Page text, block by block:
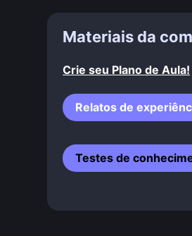
Materiais da
Crie seu Plano de Aula!
Relatos de
Testes de